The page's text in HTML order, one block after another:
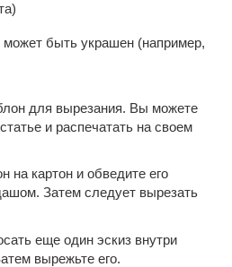
может быть украшен (например,
для вырезания. Вы можете
и распечатать на своем
на картон и обведите его
Затем следует вырезать
еще один эскиз внутри
вырежьте его.